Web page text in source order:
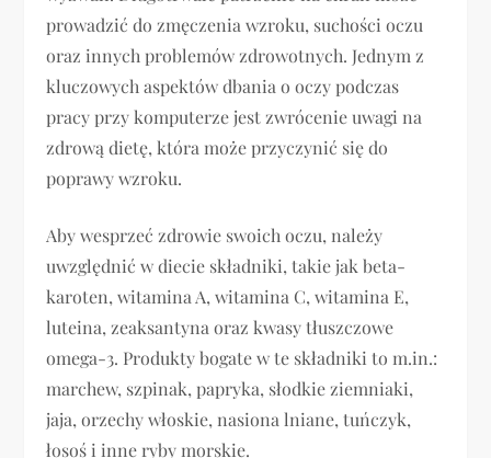
prowadzić do zmęczenia wzroku, suchości oczu
oraz innych problemów zdrowotnych. Jednym z
kluczowych aspektów dbania o oczy podczas
pracy przy komputerze jest zwrócenie uwagi na
zdrową dietę, która może przyczynić się do
poprawy wzroku.
Aby wesprzeć zdrowie swoich oczu, należy
uwzględnić w diecie składniki, takie jak beta-
karoten, witamina A, witamina C, witamina E,
luteina, zeaksantyna oraz kwasy tłuszczowe
omega-3. Produkty bogate w te składniki to m.in.:
marchew, szpinak, papryka, słodkie ziemniaki,
jaja, orzechy włoskie, nasiona lniane, tuńczyk,
łosoś i inne ryby morskie.